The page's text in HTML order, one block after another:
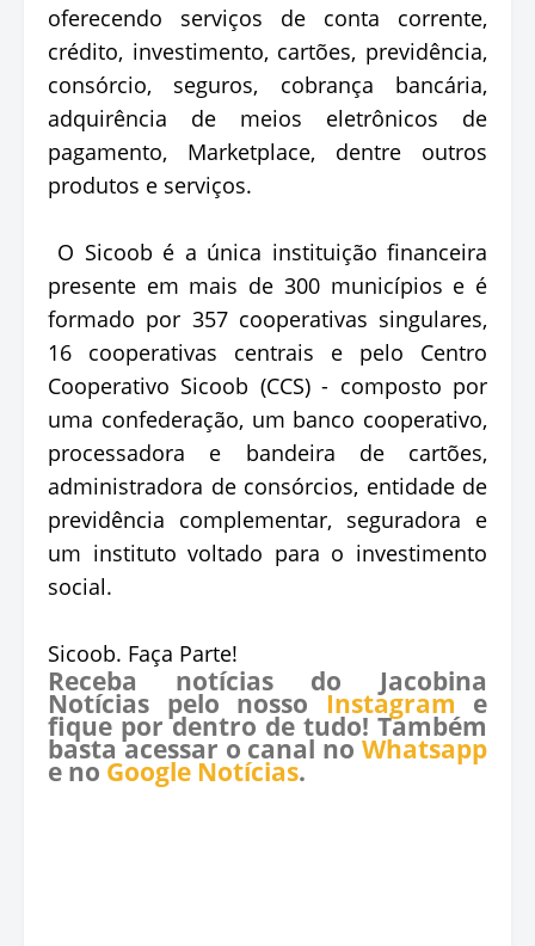
oferecendo serviços de conta corrente,
crédito, investimento, cartões, previdência,
consórcio, seguros, cobrança bancária,
adquirência de meios eletrônicos de
pagamento, Marketplace, dentre outros
produtos e serviços.
O Sicoob é a única instituição financeira
presente em mais de 300 municípios e é
formado por 357 cooperativas singulares,
16 cooperativas centrais e pelo Centro
Cooperativo Sicoob (CCS) - composto por
uma confederação, um banco cooperativo,
processadora e bandeira de cartões,
administradora de consórcios, entidade de
previdência complementar, seguradora e
um instituto voltado para o investimento
social.
Sicoob. Faça Parte!
Receba notícias do Jacobina
Notícias pelo nosso Instagram e
fique por dentro de tudo! Também
basta acessar o canal no Whatsapp
e no Google Notícias.